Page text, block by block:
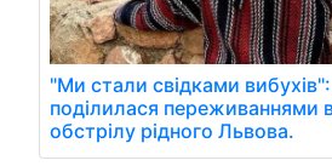
"Ми стали свідками
поділилася переживаннями
обстрілу рідного Львова.